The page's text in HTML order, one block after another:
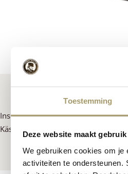
Toestemming
Deze website maakt
We gebruiken cookies om
activiteiten te ondersteunen.
Inspiration für
Käse
Rezepte